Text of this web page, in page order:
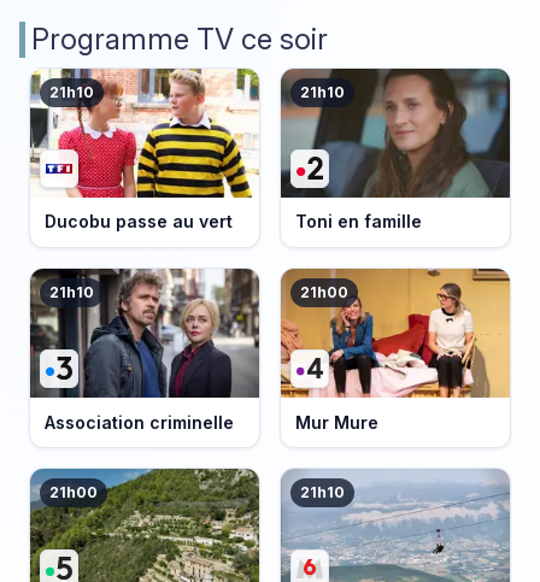
Programme TV ce soir
21h10
Ducobu passe au vert
21h10
Toni en famille
21h10
Association criminelle
21h00
Mur Mure
21h00 21h10